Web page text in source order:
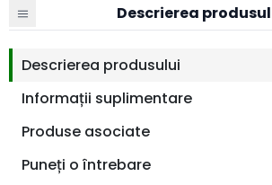
Descrierea
Descrierea produsului
Informații suplimentare
Produse asociate
Puneți o întrebare